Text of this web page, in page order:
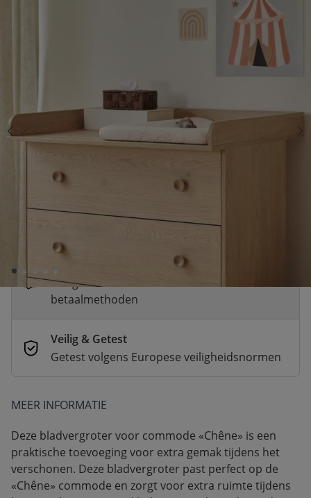
KLIK EN BESTEL
Op voorraad
Voor 23:00 besteld, dezelfde dag
Veilig afrekenen met verschillende
betaalmethoden
Veilig & Getest
Getest volgens Europese veiligheidsnormen
MEER INFORMATIE
Deze bladvergroter voor commode «Chêne» is een
praktische toevoeging voor extra gemak tijdens het
verschonen. Deze bladvergroter past perfect op de
«Chêne» commode en zorgt voor extra ruimte tijdens